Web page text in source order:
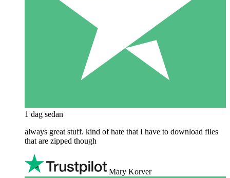
1 dag sedan
always great stuff. kind of hate that I have to download files
that are zipped though
Mary Korver